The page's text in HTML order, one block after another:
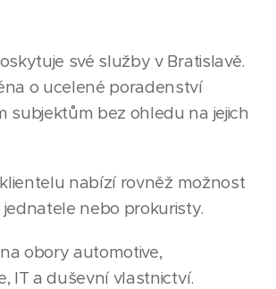
své služby v Bratislavě.
o ucelené poradenství
subjektům bez ohledu na jejich
nabízí rovněž možnost
nebo prokuristy.
obory automotive,
IT a duševní vlastnictví.